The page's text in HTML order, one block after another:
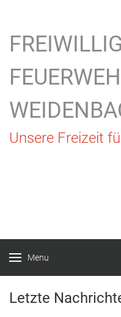
Unsere Freizeit
Menu
Letzte